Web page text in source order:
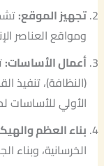
تجهيز الموقع:
ومواقع العناصر
أعمال الأساسات:
(النظافة)، تنفيذ
الأولي للأساسات
بناء العظم
الخرسانية، وبناء